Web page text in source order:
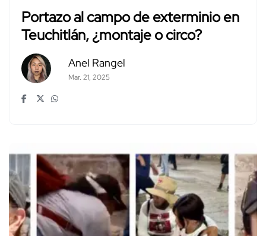
Portazo al campo de exterminio en
Teuchitlán, ¿montaje o circo?
Anel Rangel
Mar. 21, 2025